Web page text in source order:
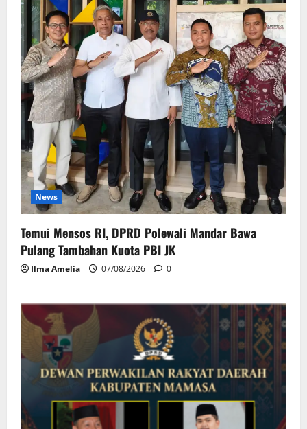
News
Temui Mensos RI, DPRD Polewali Mandar Bawa
Pulang Tambahan Kuota PBI JK
Ilma Amelia 07/08/2026 0